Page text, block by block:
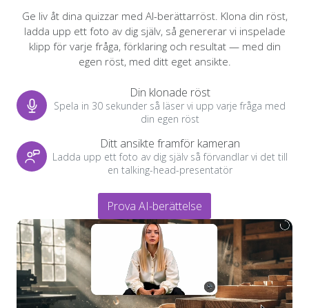
Ge liv åt dina quizzar med AI-berättarröst. Klona din röst,
ladda upp ett foto av dig själv, så genererar vi inspelade
klipp för varje fråga, förklaring och resultat — med din
egen röst, med ditt eget ansikte.
Din klonade röst
Spela in 30 sekunder så läser vi upp varje fråga med
din egen röst
Ditt ansikte framför kameran
Ladda upp ett foto av dig själv så förvandlar vi det till
en talking-head-presentatör
Prova AI-berättelse